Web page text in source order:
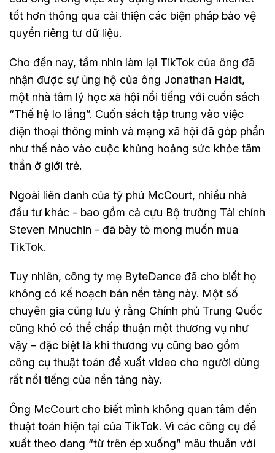
tốt hơn thông qua cải thiện các biện pháp bảo vệ
quyền riêng tư dữ liệu.
Cho đến nay, tầm nhìn làm lại TikTok của ông đã
nhận được sự ủng hộ của ông Jonathan Haidt,
một nhà tâm lý học xã hội nổi tiếng với cuốn sách
“Thế hệ lo lắng”. Cuốn sách tập trung vào việc
điện thoại thông minh và mạng xã hội đã góp phần
như thế nào vào cuộc khủng hoảng sức khỏe tâm
thần ở giới trẻ.
Ngoài liên danh của tỷ phú McCourt, nhiều nhà
đầu tư khác - bao gồm cả cựu Bộ trưởng Tài chính
Steven Mnuchin - đã bày tỏ mong muốn mua
TikTok.
Tuy nhiên, công ty mẹ ByteDance đã cho biết họ
không có kế hoạch bán nền tảng này. Một số
chuyên gia cũng lưu ý rằng Chính phủ Trung Quốc
cũng khó có thể chấp thuận một thương vụ như
vậy – đặc biệt là khi thương vụ cũng bao gồm
công cụ thuật toán đề xuất video cho người dùng
rất nổi tiếng của nền tảng này.
Ông McCourt cho biết mình không quan tâm đến
thuật toán hiện tại của TikTok. Vì các công cụ đề
xuất theo dang “từ trên ép xuống” mâu thuẫn với